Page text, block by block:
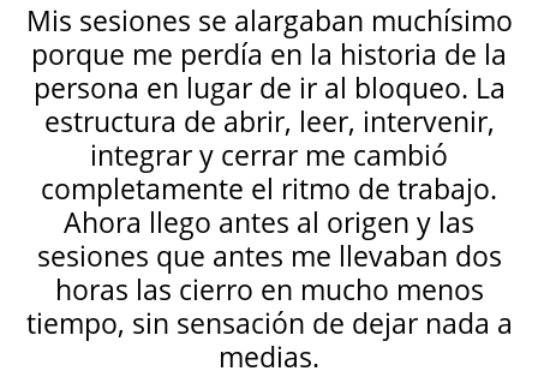
Mis sesiones se alargaban muchísimo
porque me perdía en la historia de la
persona en lugar de ir al bloqueo. La
estructura de abrir, leer, intervenir,
integrar y cerrar me cambió
completamente el ritmo de trabajo.
Ahora llego antes al origen y las
sesiones que antes me llevaban dos
horas las cierro en mucho menos
tiempo, sin sensación de dejar nada a
medias.